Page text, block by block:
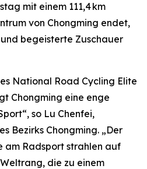
mit einem 111,4 km
von Chongming endet,
begeisterte Zuschauer
National Road Cycling Elite
Chongming eine enge
so Lu Chenfei,
Bezirks Chongming. „Der
am Radsport strahlen auf
die zu einem